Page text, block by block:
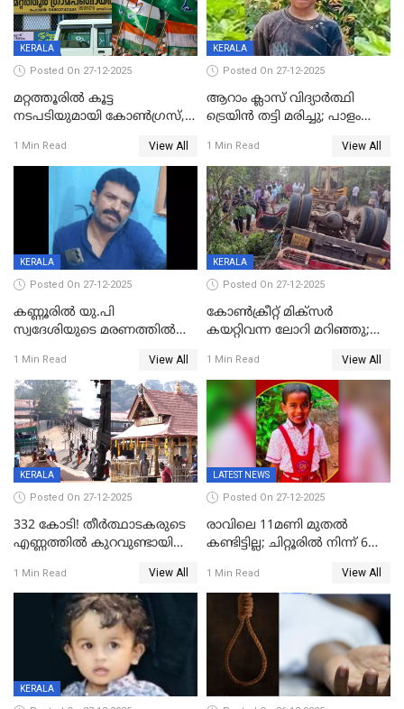
KERALA
Posted On 27-12-2025
മറ്റത്തൂരിൽ കൂട്ട
നടപടിയുമായി കോണ്‍ഗ്രസ്,
എട്ട് പേര്‍ ഉള്‍പ്പെടെ
പത്തുപേരെ പുറത്താക്കി,
ചൊവ്വന്നൂരിലും നടപടി
1 Min Read View All
KERALA
Posted On 27-12-2025
ആറാം ക്ലാസ് വിദ്യാർത്ഥി
ട്രെയിൻ തട്ടി മരിച്ചു; പാളം
അപകടം മലപ്പുറത്ത്
1 Min Read View All
KERALA
Posted On 27-12-2025
കണ്ണൂരിൽ യു.പി
സ്വദേശിയുടെ മരണത്തിൽ
കേസ്; തർക്കമുണ്ടായത്
ഫേഷ്യലിന് 300 രൂപ
ആവശ്യപ്പെട്ടതിനെച്ചൊല്ലി
1 Min Read View All
KERALA
Posted On 27-12-2025
കോണ്‍ക്രീറ്റ് മിക്‌സര്‍
കയറ്റിവന്ന ലോറി മറിഞ്ഞു;
അപകടം കണ്ണൂരിൽ
1 Min Read View All
KERALA
Posted On 27-12-2025
332 കോടി! തീർത്ഥാടകരുടെ
എണ്ണത്തിൽ കുറവുണ്ടായിട്ടും
കുതിച്ചുയരുന്നു
1 Min Read View All
LATEST NEWS
Posted On 27-12-2025
രാവിലെ 11മണി മുതൽ
കണ്ടിട്ടില്ല; ചിറ്റൂരിൽ നിന്ന് 6
1 Min Read View All
KERALA